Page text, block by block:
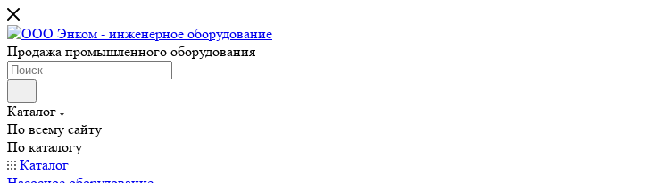
Продажа промышленного оборудования
Каталог
По всему сайту
По каталогу
Каталог